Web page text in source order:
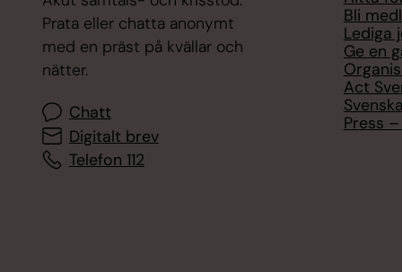
Prata eller chatta anonymt
med en präst på kvällar och
nätter.
Chatt
Digitalt brev
Telefon 112
Bli
Lediga
Ge en
Act
Press